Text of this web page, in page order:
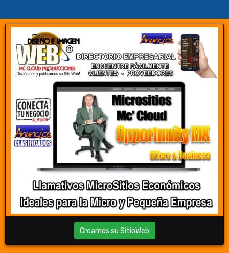
Creamos su SitioWeb